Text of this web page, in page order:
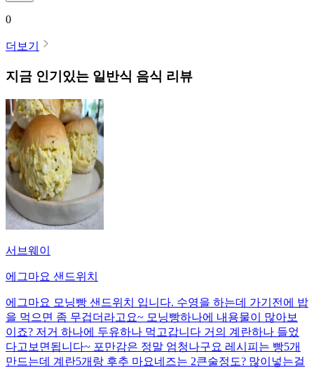
0
더보기
지금 인기있는 일반식 음식 리뷰
서브웨이
에그마요 샌드위치
에그마요 모닝빵 샌드위치 입니다. 수영을 하는데 가기전에 밥
을 먹으면 좀 무겁더라고요~ 모닝빵하나에 내용물이 많아보
이죠? 저거 하나에 두유하나 먹고갑니다 거의 계란하나 들었
다고보면됩니다~ 포만감은 정말 엄청나구요 레시피는 빵5개
만드는데 계란5개랑 후추 마요네즈는 2큰술정도? 많이넣는걸